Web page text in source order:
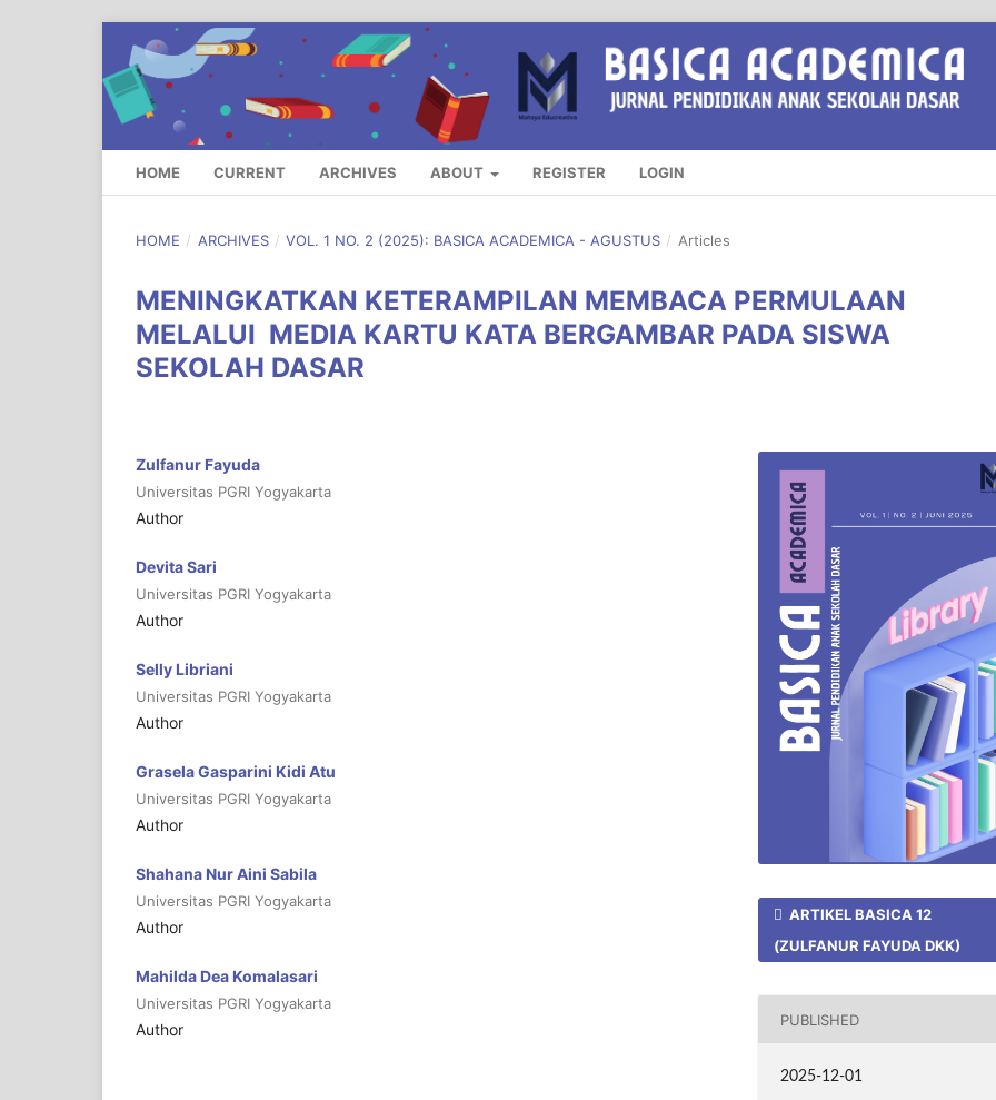
HOME CURRENT ARCHIVES ABOUT REGISTER LOGIN
HOME / ARCHIVES / VOL. 1 NO. 2 (2025): BASICA ACADEMICA - AGUSTUS / Articles
MENINGKATKAN KETERAMPILAN MEMBACA PERMULAAN
MELALUI MEDIA KARTU KATA BERGAMBAR PADA SISWA
SEKOLAH DASAR
Zulfanur Fayuda
Universitas PGRI Yogyakarta
Author
Devita Sari
Universitas PGRI Yogyakarta
Author
Selly Libriani
Universitas PGRI Yogyakarta
Author
Grasela Gasparini Kidi Atu
Universitas PGRI Yogyakarta
Author
Shahana Nur Aini Sabila
Universitas PGRI Yogyakarta
Author
Mahilda Dea Komalasari
Universitas PGRI Yogyakarta
Author
ARTIKEL BASICA 12
(ZULFANUR FAYUDA DKK)
PUBLISHED
2025-12-01